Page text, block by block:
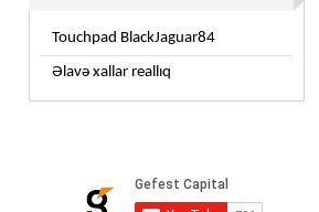
Touchpad BlackJaguar84
Əlavə xallar reallıq